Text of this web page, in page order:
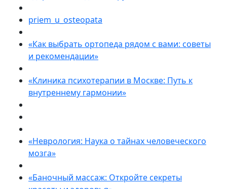
priem_u_osteopata
«Как выбрать ортопеда рядом с вами: советы
и рекомендации»
«Клиника психотерапии в Москве: Путь к
внутреннему гармонии»
«Неврология: Наука о тайнах человеческого
мозга»
«Баночный массаж: Откройте секреты